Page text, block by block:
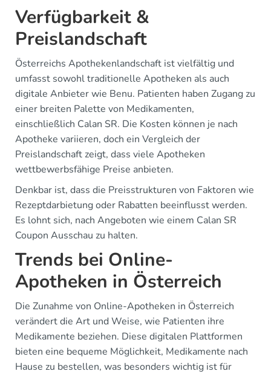
Verfügbarkeit &
Preislandschaft
Österreichs Apothekenlandschaft ist vielfältig und
umfasst sowohl traditionelle Apotheken als auch
digitale Anbieter wie Benu. Patienten haben Zugang zu
einer breiten Palette von Medikamenten,
einschließlich Calan SR. Die Kosten können je nach
Apotheke variieren, doch ein Vergleich der
Preislandschaft zeigt, dass viele Apotheken
wettbewerbsfähige Preise anbieten.
Denkbar ist, dass die Preisstrukturen von Faktoren wie
Rezeptdarbietung oder Rabatten beeinflusst werden.
Es lohnt sich, nach Angeboten wie einem Calan SR
Coupon Ausschau zu halten.
Trends bei Online-
Apotheken in Österreich
Die Zunahme von Online-Apotheken in Österreich
verändert die Art und Weise, wie Patienten ihre
Medikamente beziehen. Diese digitalen Plattformen
bieten eine bequeme Möglichkeit, Medikamente nach
Hause zu bestellen, was besonders wichtig ist für